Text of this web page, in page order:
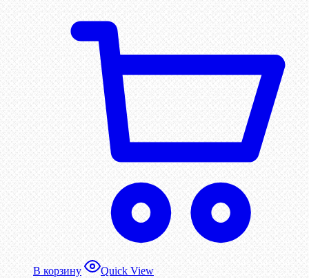
В корзину Quick View